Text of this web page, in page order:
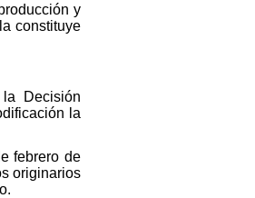
y
constituye
Decisión
la
febrero de
originarios